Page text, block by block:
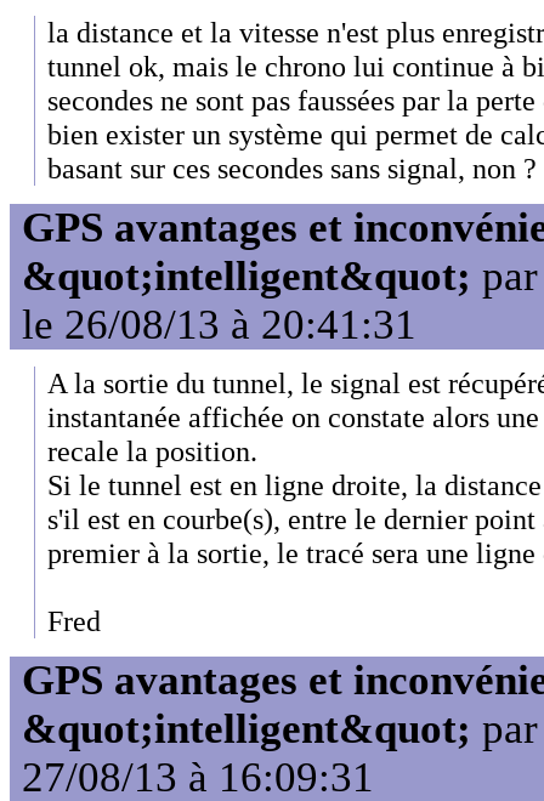
la distance et la vitesse n'est plus
tunnel ok, mais le chrono lui continue à
secondes ne sont pas faussées par la
bien exister un système qui permet de
basant sur ces secondes sans signal, non ?
GPS avantages et
&quot;intelligent&quot;
le 26/08/13 à 20:41:31
A la sortie du tunnel, le signal est
instantanée affichée on constate alors
recale la position.
Si le tunnel est en ligne droite, la
s'il est en courbe(s), entre le dernier
premier à la sortie, le tracé sera une
Fred
GPS avantages et
&quot;intelligent&quot;
27/08/13 à 16:09:31